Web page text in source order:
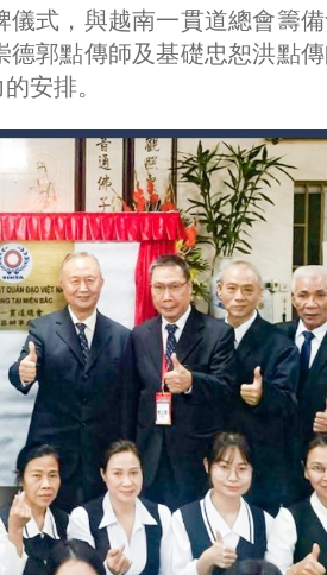
式，與越南一貫道總會籌
郭點傳師及基礎忠恕洪點傳
安排。